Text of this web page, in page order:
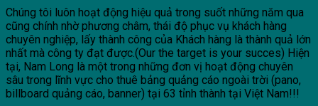
Chúng tôi luôn hoạt động hiệu quả trong suốt những năm qua
cũng chính nhờ phương châm, thái độ phục vụ khách hàng
chuyên nghiệp, lấy thành công của Khách hàng là thành quả lớn
nhất mà công ty đạt được.(Our the target is your succes) Hiện
tại, Nam Long là một trong những đơn vị hoạt động chuyên
sâu trong lĩnh vực cho thuê bảng quảng cáo ngoài trời (pano,
billboard quảng cáo, banner) tại 63 tỉnh thành tại Việt Nam!!!